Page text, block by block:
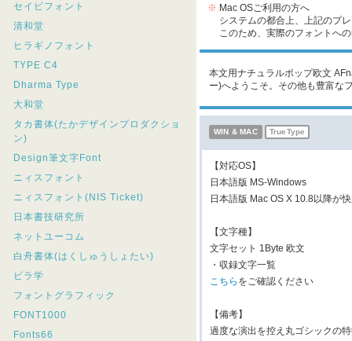
セイビフォント
清和堂
ヒラギノフォント
TYPE C4
Dharma Type
大和堂
タカ書体(たかデザインプロダクショ
ン)
Design筆文字Font
ニィスフォント
ニィスフォント(NIS Ticket)
日本書技研究所
ネットユーコム
白舟書体(はくしゅうしょたい)
ビラ学
フォントグラフィック
FONT1000
Fonts66
※ Mac OSご利用の方へ
システムの都合上、上記のプ
このため、実際のフォントへの
本文用ナチュラルポップ欧文
ー)へようこそ。その他も豊富な
WIN & MAC TrueType
【対応OS】
日本語版 MS-Windows
日本語版 Mac OS X 10.8以降が
【文字種】
文字セット 1Byte 欧文
・収録文字一覧
こちら をご確認ください
【備考】
過度な演出を控え丸ゴシックの